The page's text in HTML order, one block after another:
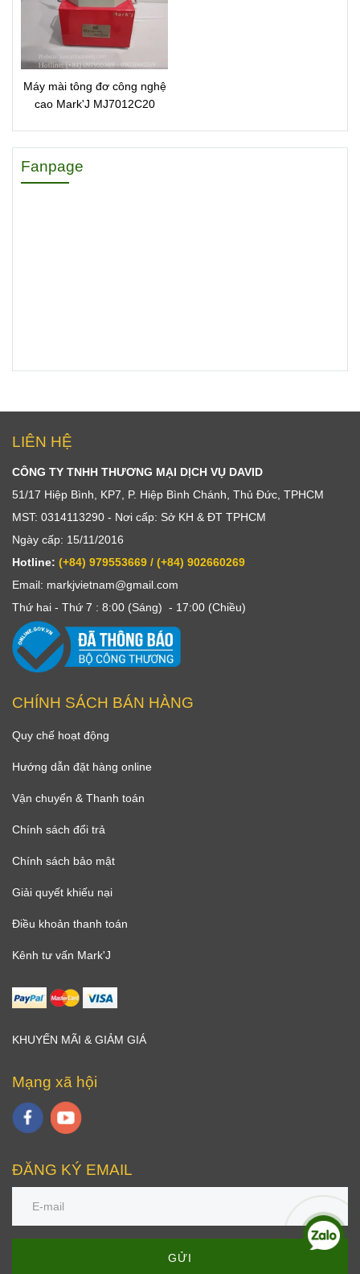
Máy mài tông đơ công nghệ
cao Mark'J MJ7012C20
Fanpage
LIÊN HỆ
CÔNG TY TNHH THƯƠNG MẠI DỊCH VỤ DAVID
51/17 Hiệp Bình, KP7, P. Hiệp Bình Chánh, Thủ Đức, TPHCM
MST: 0314113290 - Nơi cấp: Sở KH & ĐT TPHCM
Ngày cấp: 15/11/2016
Hotline: (+84) 979553669 / (+84) 902660269
Email: markjvietnam@gmail.com
Thứ hai - Thứ 7 : 8:00 (Sáng) - 17:00 (Chiều)
CHÍNH SÁCH BÁN HÀNG
Quy chế hoạt động
Hướng dẫn đặt hàng online
Vận chuyển & Thanh toán
Chính sách đổi trả
Chính sách bảo mật
Giải quyết khiếu nại
Điều khoản thanh toán
Kênh tư vấn Mark'J
KHUYẾN MÃI & GIẢM GIÁ
Mạng xã hội
ĐĂNG KÝ EMAIL
GỬI